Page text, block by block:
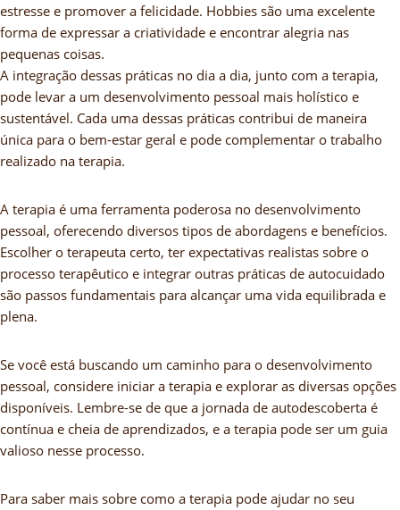
estresse e promover a felicidade. Hobbies são uma excelente
forma de expressar a criatividade e encontrar alegria nas
pequenas coisas.
A integração dessas práticas no dia a dia, junto com a terapia,
pode levar a um desenvolvimento pessoal mais holístico e
sustentável. Cada uma dessas práticas contribui de maneira
única para o bem-estar geral e pode complementar o trabalho
realizado na terapia.
A terapia é uma ferramenta poderosa no desenvolvimento
pessoal, oferecendo diversos tipos de abordagens e benefícios.
Escolher o terapeuta certo, ter expectativas realistas sobre o
processo terapêutico e integrar outras práticas de autocuidado
são passos fundamentais para alcançar uma vida equilibrada e
plena.
Se você está buscando um caminho para o desenvolvimento
pessoal, considere iniciar a terapia e explorar as diversas opções
disponíveis. Lembre-se de que a jornada de autodescoberta é
contínua e cheia de aprendizados, e a terapia pode ser um guia
valioso nesse processo.
Para saber mais sobre como a terapia pode ajudar no seu